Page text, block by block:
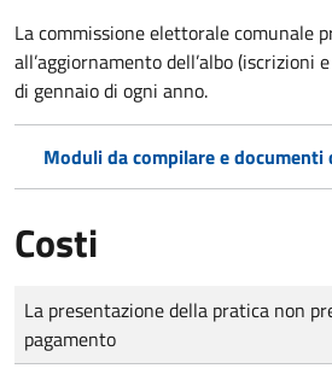
La commissione elettorale comunale
all’aggiornamento dell’albo (iscrizioni
di gennaio di ogni anno.
Moduli da compilare e documenti
Costi
Tipo di pagamento
Importo
La presentazione della pratica non
pagamento